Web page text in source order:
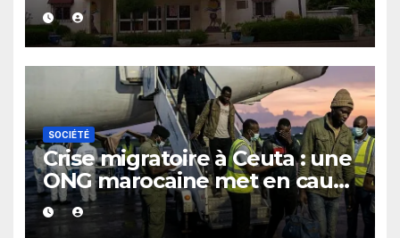
SOCIÉTÉ
Crise migratoire à Ceuta : une
ONG marocaine met en cause
les responsabilités de Rabat
et de Madrid